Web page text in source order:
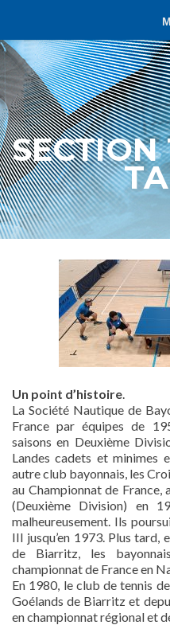
SECTION
Un point d’histoire.
La Société Nautique de
France par équipes de
saisons en Deuxième
Landes cadets et minimes
autre club bayonnais, les
au Championnat de France,
(Deuxième Division) en
malheureusement. Ils
III jusqu’en 1973. Plus tard,
de Biarritz, les
championnat de France en
En 1980, le club de tennis
Goélands de Biarritz et
en championnat régional et